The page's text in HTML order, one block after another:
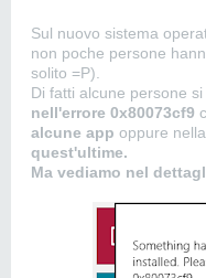
Sul nuovo sistema
non poche persone
solito =P).
Di fatti alcune persone
nell'errore 0x80073cf9
alcune app oppure
quest'ultime.
Ma vediamo nel